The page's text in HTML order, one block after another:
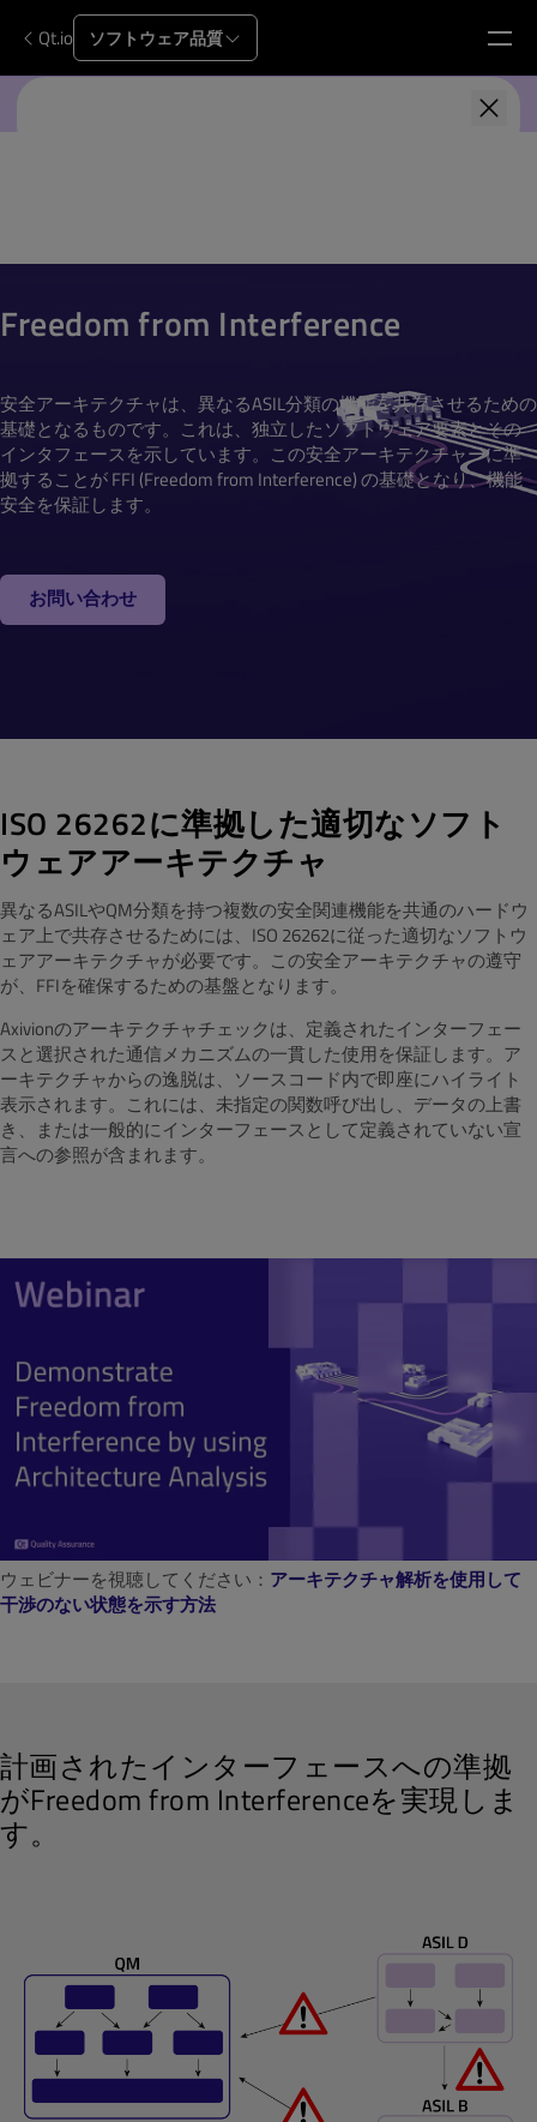
Qt.io ソフトウェア品質
Your role
Your message (please provide details about your
use case)
By submitting the form, you agree that Qt Group will
process and store your personal information according
to thePrivacy Policyand may send you communications
related to your request. You may unsubscribe from all
communications at any time by clicking Unsubscribe or
Manage Preferences in the footer of our emails.
Freedom from Interference
安全アーキテクチャは、異なるASIL分類の機能を共存させるための
基礎となるものです。これは、独立したソフトウェア要素とその
インタフェースを示しています。この安全アーキテクチャーに準
拠することが FFI (Freedom from Interference) の基礎となり、機能
安全を保証します。
お問い合わせ
Axivion
ISO 26262に準拠した適切なソフト
ウェアアーキテクチャ
異なるASILやQM分類を持つ複数の安全関連機能を共通のハードウ
ェア上で共存させるためには、ISO 26262に従った適切なソフトウ
ェアアーキテクチャが必要です。この安全アーキテクチャの遵守
が、FFIを確保するための基盤となります。
Axivionのアーキテクチャチェックは、定義されたインターフェー
スと選択された通信メカニズムの一貫した使用を保証します。ア
ーキテクチャからの逸脱は、ソースコード内で即座にハイライト
表示されます。これには、未指定の関数呼び出し、データの上書
き、または一般的にインターフェースとして定義されていない宣
言への参照が含まれます。
ウェビナーを視聴してください： アーキテクチャ解析を使用して
干渉のない状態を示す方法
計画されたインターフェースへの準拠
がFreedom from Interferenceを実現しま
す。